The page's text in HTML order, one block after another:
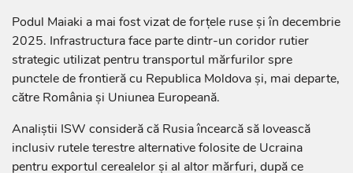
Podul Maiaki a mai fost vizat de forțele ruse și în decembrie
2025. Infrastructura face parte dintr-un coridor rutier
strategic utilizat pentru transportul mărfurilor spre
punctele de frontieră cu Republica Moldova și, mai departe,
către România și Uniunea Europeană.
Analiștii ISW consideră că Rusia încearcă să lovească
inclusiv rutele terestre alternative folosite de Ucraina
pentru exportul cerealelor și al altor mărfuri, după ce